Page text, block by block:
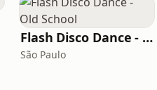
Flash Disco Dance - Old School
São Paulo